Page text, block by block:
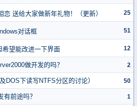
恋 送给大家做新年礼物！（更新） 25
对话框 51
希望能改进一下界面 12
做开发的吗？ 2
DOS下读写NTFS分区的讨论） 50
前途吗？ 1